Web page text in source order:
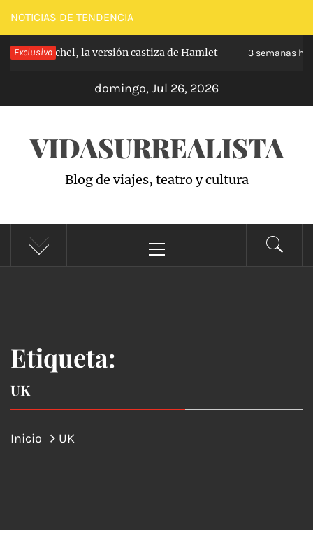
Saltar
al
contenido
NOTICIAS DE TENDENCIA
Exclusivo
Carabanchel, la versión castiza de Hamlet 3 semanas hace
domingo, Jul 26, 2026
VIDASURREALISTA
Blog de viajes, teatro y cultura
principal
Etiqueta:
UK
Inicio UK